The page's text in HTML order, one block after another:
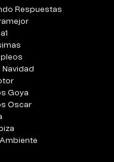
Respuestas
Navidad
Goya
Oscar